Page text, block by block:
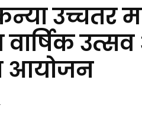
उच्चतर
वार्षिक
आयोजन